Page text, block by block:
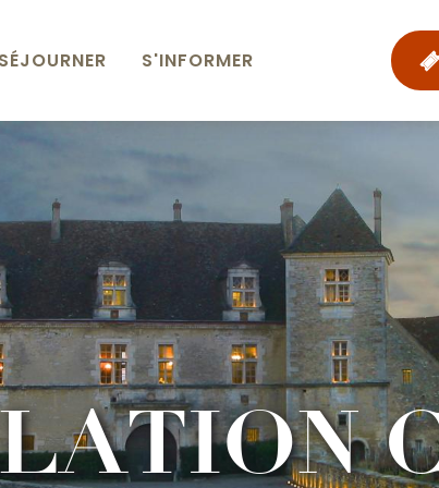
SÉJOURNER S'INFORMER